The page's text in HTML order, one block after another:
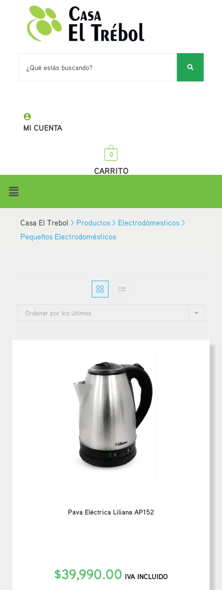
MI CUENTA
0
CARRITO
Casa El Trebol > Productos > Electrodómesticos >
Pequeños Electrodomésticos
Ordenar por los últimos
Pava Eléctrica Liliana AP152
$39,990.00 IVA INCLUIDO